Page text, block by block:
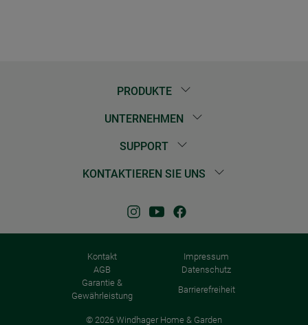
PRODUKTE
UNTERNEHMEN
SUPPORT
KONTAKTIEREN SIE UNS
Kontakt
Impressum
AGB
Datenschutz
Garantie &
Gewährleistung
Barrierefreiheit
© 2026 Windhager Home & Garden